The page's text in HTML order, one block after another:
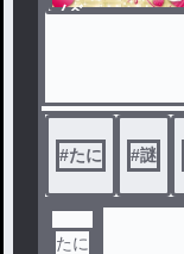
ノベ
#たに #謎
たに